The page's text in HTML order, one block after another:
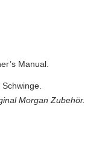
Manual.
Morgan Zubehör.